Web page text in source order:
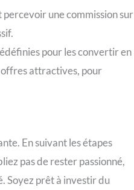
une commission sur
pour les convertir en
offres attractives, pour
En suivant les étapes
pas de rester passionné,
Soyez prêt à investir du